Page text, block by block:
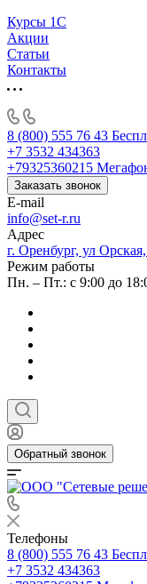
Курсы 1С
Акции
Статьи
Контакты
8 (800) 555 76 43
+7 3532 434363
+79325360215
Заказать звонок
E-mail
info@set-r.ru
Адрес
г. Оренбург, ул Орская,
Режим работы
Пн. – Пт.: с 9:00 до
Обратный звонок
Телефоны
8 (800) 555 76 43
+7 3532 434363